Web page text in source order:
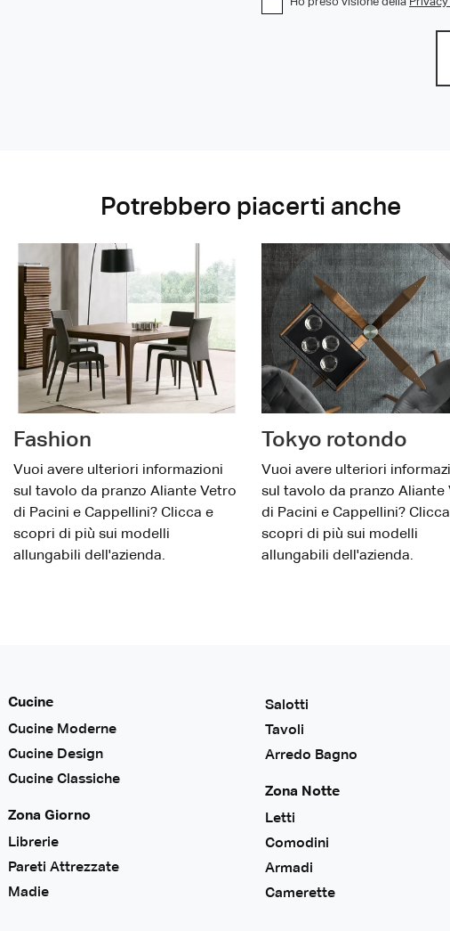
Potrebbero piacerti anche
Fashion
Vuoi avere ulteriori informazioni
sul tavolo da pranzo Aliante Vetro
di Pacini e Cappellini? Clicca e
scopri di più sui modelli
allungabili dell'azienda.
Tokyo rotondo
Vuoi avere ulteriori
sul tavolo da pranzo Aliante
di Pacini e Cappellini?
scopri di più sui modelli
allungabili dell'azienda.
Cucine
Cucine Moderne
Cucine Design
Cucine Classiche
Zona Giorno
Librerie
Pareti Attrezzate
Madie
Salotti
Tavoli
Arredo Bagno
Zona Notte
Letti
Comodini
Armadi
Camerette